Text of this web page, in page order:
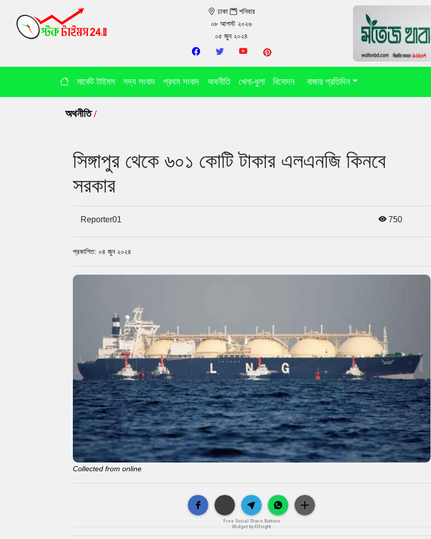
ঢাকা
শনিবার
০৮ আগস্ট ২০২৬
০৫ জুন ২০২৪
মার্কেট টাইমস সদ্য সংবাদ প্রথম সংবাদ অথনীতি খেলা-ধুলা বিনোদন বাজার প্রতিদিন
অথনীতি/
সিঙ্গাপুর থেকে ৬০১ কোটি টাকার এলএনজি কিনবে
সরকার
Reporter01 750
প্রকাশিত: ০৪ জুন ২০২৪
Collected from online
Free Social Share Buttons
Widget by Elfsight